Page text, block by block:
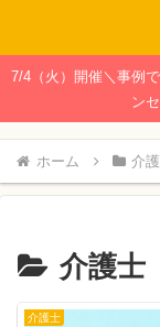
7/4（火）開催＼事例
ン
ホーム 介
介護士
介護士